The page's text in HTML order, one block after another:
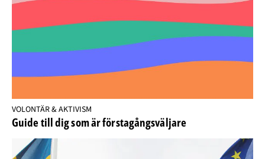
VOLONTÄR & AKTIVISM
Guide till dig som är förstagångsväljare